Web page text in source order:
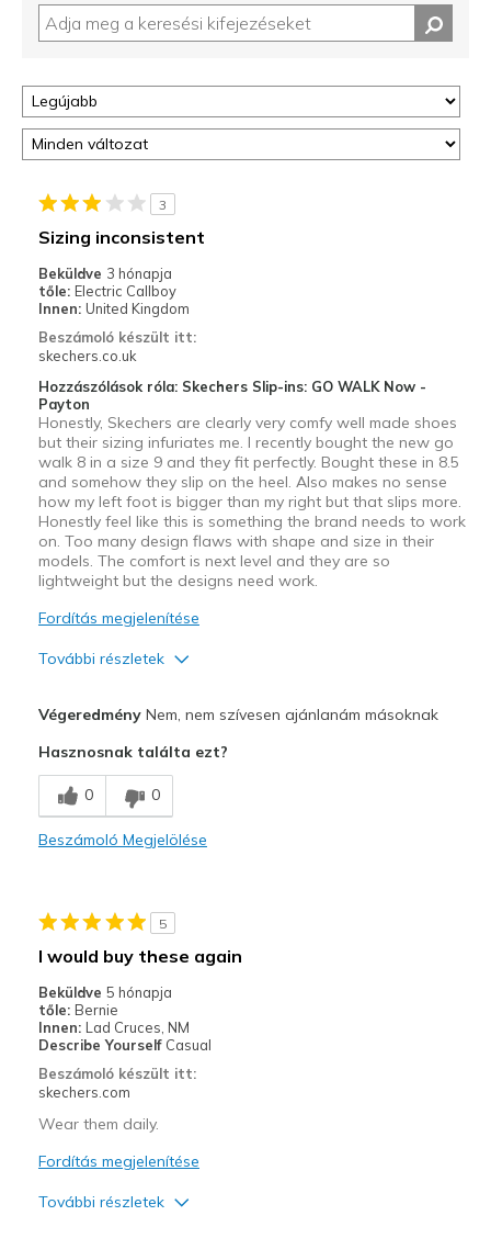
3
Sizing inconsistent
Beküldve 3 hónapja
tőle: Electric Callboy
Innen: United Kingdom
Beszámoló készült itt:
skechers.co.uk
Hozzászólások róla: Skechers Slip-ins: GO WALK Now -
Payton
Honestly, Skechers are clearly very comfy well made shoes
but their sizing infuriates me. I recently bought the new go
walk 8 in a size 9 and they fit perfectly. Bought these in 8.5
and somehow they slip on the heel. Also makes no sense
how my left foot is bigger than my right but that slips more.
Honestly feel like this is something the brand needs to work
on. Too many design flaws with shape and size in their
models. The comfort is next level and they are so
lightweight but the designs need work.
Fordítás megjelenítése
További részletek
Breathe Well
Comfortable
View On Shoes
Shoes are for Wearing
VégeredményNem, nem szívesen ajánlanám másoknak
Hasznosnak találta ezt?
0 0
Beszámoló Megjelölése
5
I would buy these again
Beküldve 5 hónapja
tőle: Bernie
Innen: Lad Cruces, NM
Describe Yourself Casual
Beszámoló készült itt:
skechers.com
Wear them daily.
Fordítás megjelenítése
További részletek